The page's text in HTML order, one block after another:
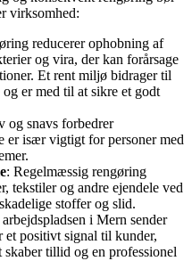
virksomhed:
reducerer ophobning af
og vira, der kan forårsage
Et rent miljø bidrager til
er med til at sikre et godt
og snavs forbedrer
er især vigtigt for personer med
: Regelmæssig rengøring
tekstiler og andre ejendele ved
stoffer og slid.
arbejdspladsen i Mern sender
et positivt signal til kunder,
tillid og en professionel